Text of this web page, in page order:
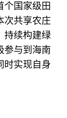
个国家级田
次共享农庄
持续构建绿
参与到海南
时实现自身